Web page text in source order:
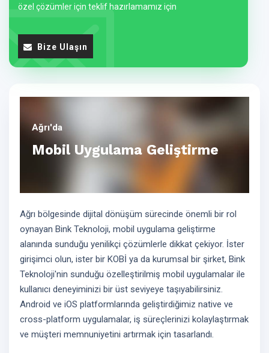
özel çözümler için teklif hazırlamamız için
Bize Ulaşın
Ağrı'da
Mobil Uygulama Geliştirme
Ağrı bölgesinde dijital dönüşüm sürecinde önemli bir rol
oynayan Bink Teknoloji, mobil uygulama geliştirme
alanında sunduğu yenilikçi çözümlerle dikkat çekiyor. İster
girişimci olun, ister bir KOBİ ya da kurumsal bir şirket, Bink
Teknoloji'nin sunduğu özelleştirilmiş mobil uygulamalar ile
kullanıcı deneyiminizi bir üst seviyeye taşıyabilirsiniz.
Android ve iOS platformlarında geliştirdiğimiz native ve
cross-platform uygulamalar, iş süreçlerinizi kolaylaştırmak
ve müşteri memnuniyetini artırmak için tasarlandı.